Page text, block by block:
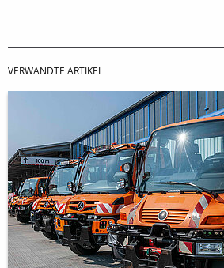
VERWANDTE ARTIKEL